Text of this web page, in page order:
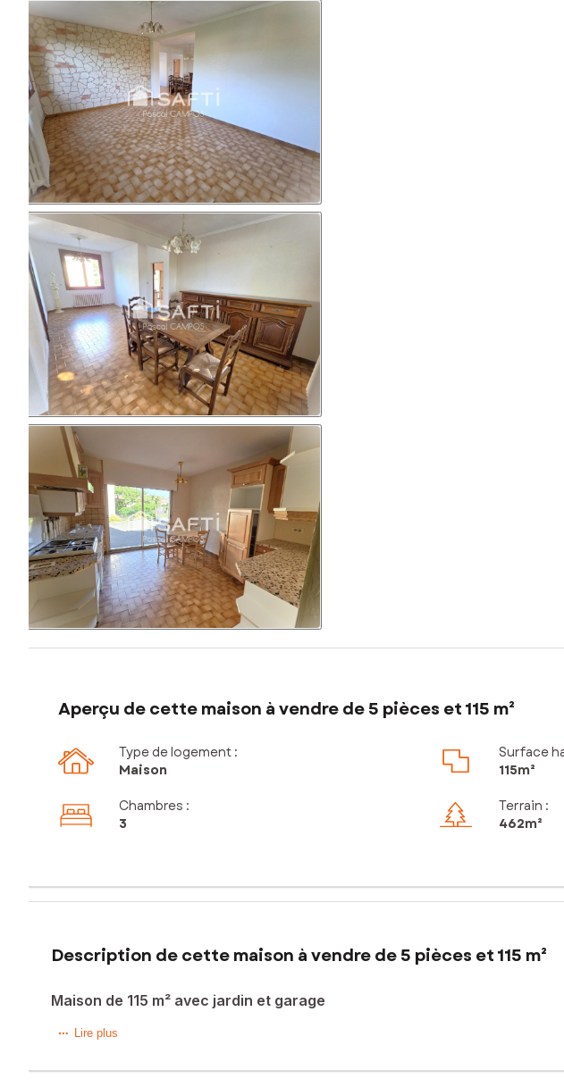
Aperçu de cette maison à vendre de 5 pièces et 115 m²
Type de logement :
Maison
Surface
115m²
Chambres :
3
Terrain :
462m²
Description de cette maison à vendre de 5 pièces et 115 m²
Maison de 115 m² avec jardin et garage
Située dans la charmante ville de Pamiers (09100), cette maison t5 de 115m² offre
verts propices à la détente et aux loisirs en plein air.
Lire plus